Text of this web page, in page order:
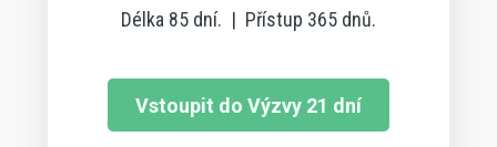
Délka 85 dní. | Přístup 365 dnů.
Vstoupit do Výzvy 21 dní